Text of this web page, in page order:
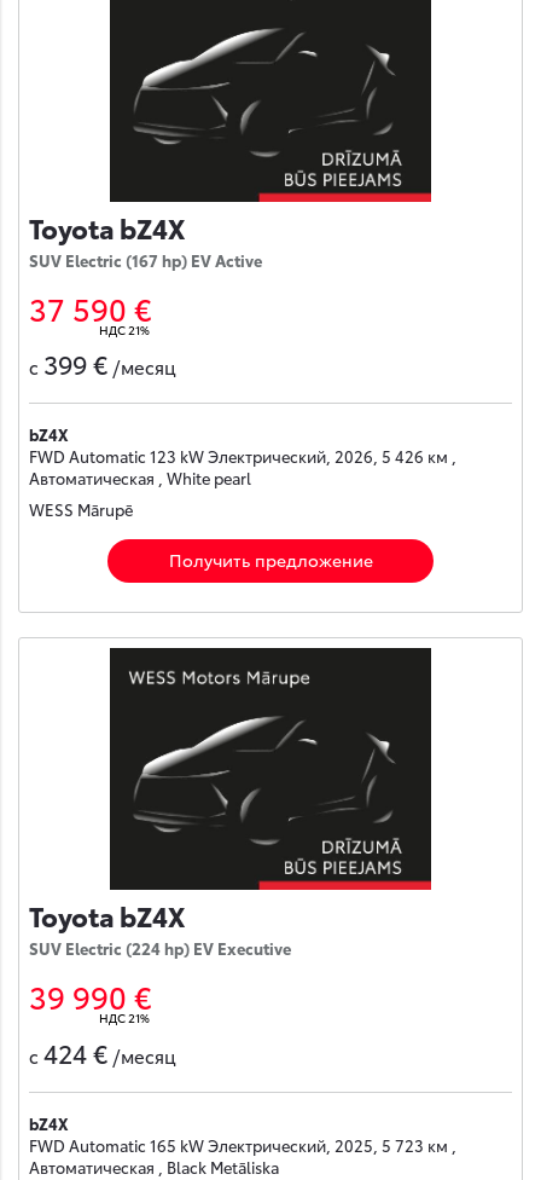
Toyota bZ4X
SUV Electric (167 hp) EV Active
37 590 €
НДС 21%
с 399 € /месяц
bZ4X
FWD Automatic 123 kW Электрический, 2026, 5 426 км ,
Автоматическая , White pearl
WESS Mārupē
Получить предложение
Toyota bZ4X
SUV Electric (224 hp) EV Executive
39 990 €
НДС 21%
с 424 € /месяц
bZ4X
FWD Automatic 165 kW Электрический, 2025, 5 723 км ,
Автоматическая , Black Metāliska